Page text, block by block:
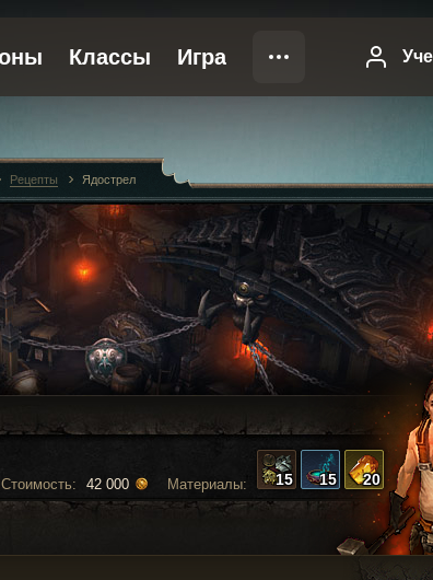
Материалы: 15 15 20
Стоимость: 42 000
Рецепты Ядострел